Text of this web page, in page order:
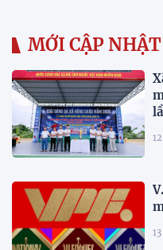
MỚI CẬP NHẬT